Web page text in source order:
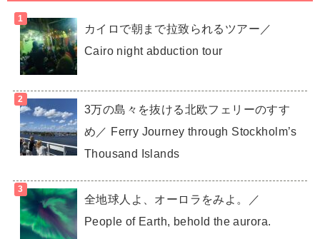
カイロで朝まで拉致られるツアー／
Cairo night abduction tour
3万の島々を抜ける北欧フェリーのすす
め／ Ferry Journey through Stockholm’s
Thousand Islands
全地球人よ、オーロラをみよ。／
People of Earth, behold the aurora.